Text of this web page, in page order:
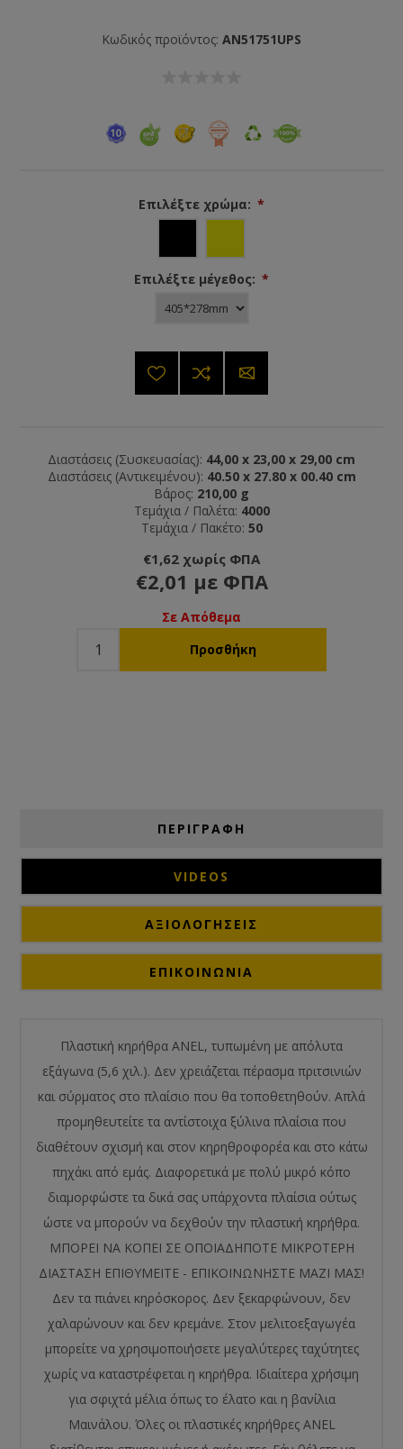
Κωδικός προϊόντος: AN51751UPS
Επιλέξτε χρώμα: *
Επιλέξτε μέγεθος: *
Διαστάσεις (Συσκευασίας): 44,00 x 23,00 x 29,00 cm
Διαστάσεις (Αντικειμένου): 40.50 x 27.80 x 00.40 cm
Βάρος: 210,00 g
Τεμάχια / Παλέτα: 4000
Τεμάχια / Πακέτο: 50
€1,62 χωρίς ΦΠΑ
€2,01 με ΦΠΑ
Σε Απόθεμα
ΠΕΡΙΓΡΑΦΗ
VIDEOS
ΑΞΙΟΛΟΓΉΣΕΙΣ
ΕΠΙΚΟΙΝΩΝΙΑ
Πλαστική κηρήθρα ANEL, τυπωμένη με απόλυτα
εξάγωνα (5,6 χιλ.). Δεν χρειάζεται πέρασμα πριτσινιών
και σύρματος στο πλαίσιο που θα τοποθετηθούν. Απλά
προμηθευτείτε τα αντίστοιχα ξύλινα πλαίσια που
διαθέτουν σχισμή και στον κηρηθροφορέα και στο κάτω
πηχάκι από εμάς. Διαφορετικά με πολύ μικρό κόπο
διαμορφώστε τα δικά σας υπάρχοντα πλαίσια ούτως
ώστε να μπορούν να δεχθούν την πλαστική κηρήθρα.
ΜΠΟΡΕΙ ΝΑ ΚΟΠΕΙ ΣΕ ΟΠΟΙΑΔΗΠΟΤΕ ΜΙΚΡΟΤΕΡΗ
ΔΙΑΣΤΑΣΗ ΕΠΙΘΥΜΕΙΤΕ - ΕΠΙΚΟΙΝΩΝΗΣΤΕ ΜΑΖΙ ΜΑΣ!
Δεν τα πιάνει κηρόσκορος. Δεν ξεκαρφώνουν, δεν
χαλαρώνουν και δεν κρεμάνε. Στον μελιτοεξαγωγέα
μπορείτε να χρησιμοποιήσετε μεγαλύτερες ταχύτητες
χωρίς να καταστρέφεται η κηρήθρα. Ιδιαίτερα χρήσιμη
για σφιχτά μέλια όπως το έλατο και η βανίλια
Μαινάλου. Όλες οι πλαστικές κηρήθρες ANEL